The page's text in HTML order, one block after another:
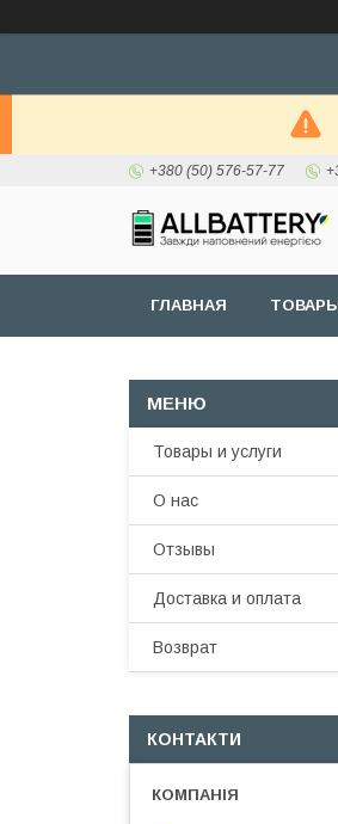
+380 (50) 576-57-77
ГЛАВНАЯ
Товары и услуги
О нас
Отзывы
Доставка и оплата
Возврат
КОНТАКТИ